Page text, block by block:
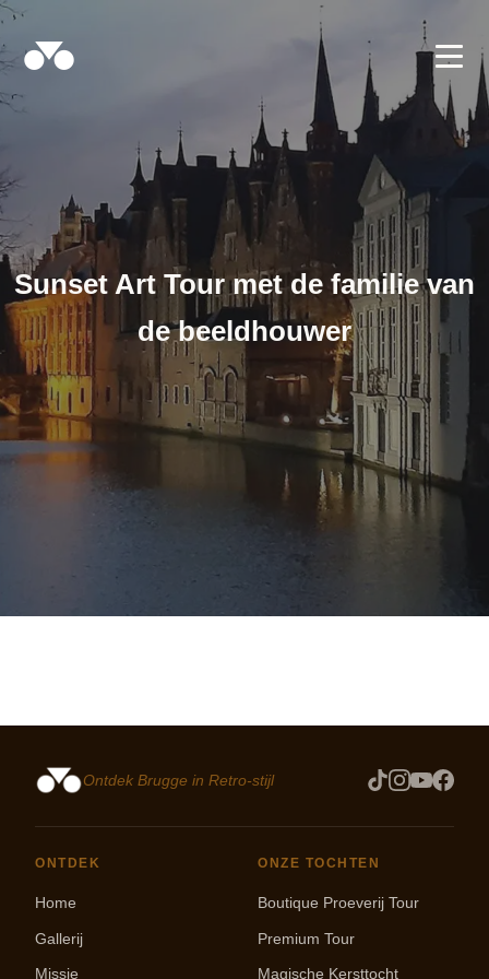
Sunset Art Tour met de familie van
de beeldhouwer
Ontdek Brugge in Retro-stijl
ONTDEK
Home
Gallerij
Missie
ONZE TOCHTEN
Boutique Proeverij Tour
Premium Tour
Magische Kersttocht